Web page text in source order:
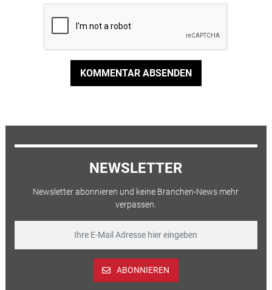
KOMMENTAR ABSENDEN
NEWSLETTER
Newsletter abonnieren und keine Branchen-News mehr
verpassen.
ABONNIEREN